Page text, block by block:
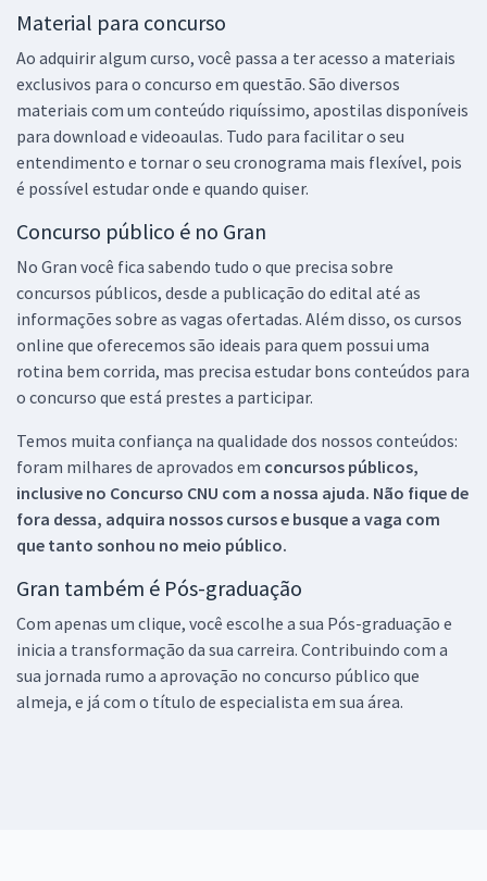
Material para concurso
Ao adquirir algum curso, você passa a ter acesso a materiais
exclusivos para o concurso em questão. São diversos
materiais com um conteúdo riquíssimo, apostilas disponíveis
para download e videoaulas. Tudo para facilitar o seu
entendimento e tornar o seu cronograma mais flexível, pois
é possível estudar onde e quando quiser.
Concurso público é no Gran
No Gran você fica sabendo tudo o que precisa sobre
concursos públicos, desde a publicação do edital até as
informações sobre as vagas ofertadas. Além disso, os cursos
online que oferecemos são ideais para quem possui uma
rotina bem corrida, mas precisa estudar bons conteúdos para
o concurso que está prestes a participar.
Temos muita confiança na qualidade dos nossos conteúdos:
foram milhares de aprovados em concursos públicos,
inclusive no Concurso CNU com a nossa ajuda. Não fique de
fora dessa, adquira nossos cursos e busque a vaga com
que tanto sonhou no meio público.
Gran também é Pós-graduação
Com apenas um clique, você escolhe a sua Pós-graduação e
inicia a transformação da sua carreira. Contribuindo com a
sua jornada rumo a aprovação no concurso público que
almeja, e já com o título de especialista em sua área.